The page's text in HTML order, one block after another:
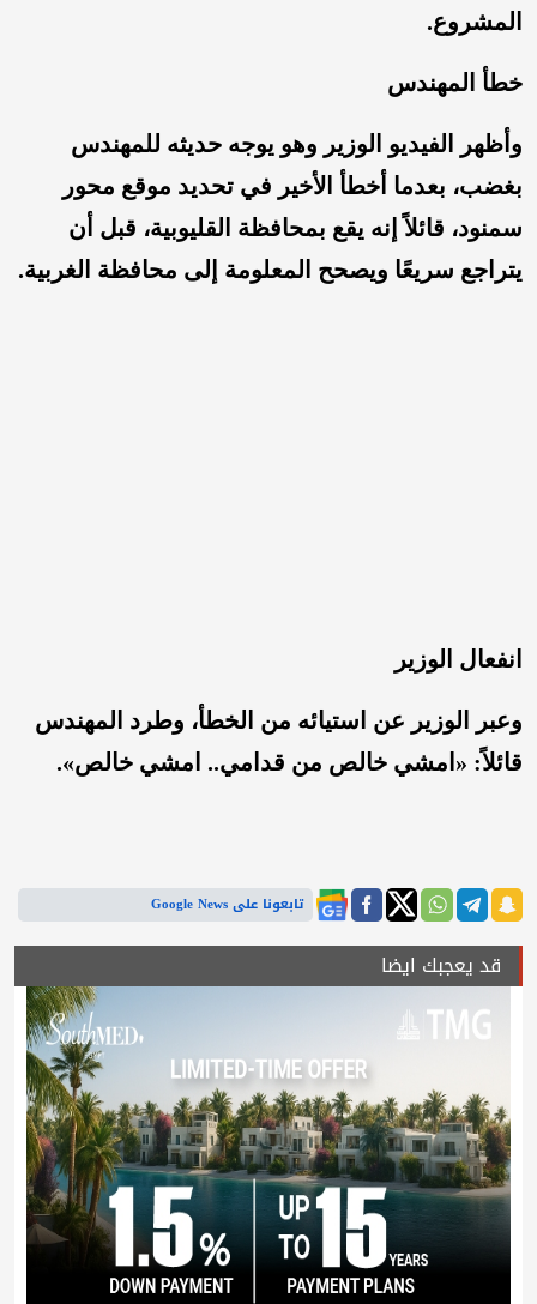
المشروع.
خطأ المهندس
وأظهر الفيديو الوزير وهو يوجه حديثه للمهندس
بغضب، بعدما أخطأ الأخير في تحديد موقع محور
سمنود، قائلاً إنه يقع بمحافظة القليوبية، قبل أن
يتراجع سريعًا ويصحح المعلومة إلى محافظة الغربية.
انفعال الوزير
وعبر الوزير عن استيائه من الخطأ، وطرد المهندس
قائلاً: «امشي خالص من قدامي.. امشي خالص».
تابعونا على Google News
قد يعجبك ايضا